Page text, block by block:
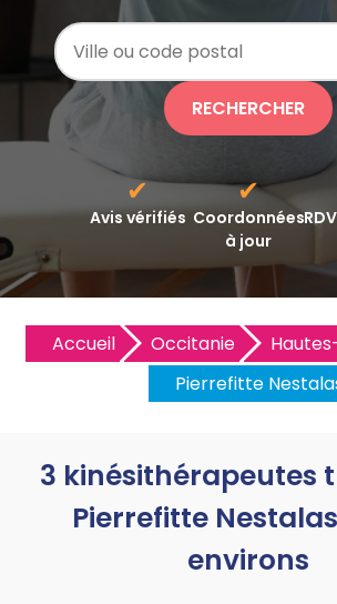
RECHERCHER
✔
Avis vérifiés
✔
Coordonnées
à jour
Accueil Occitanie
Pierrefitte
3 kinésithérapeutes
Pierrefitte
environs